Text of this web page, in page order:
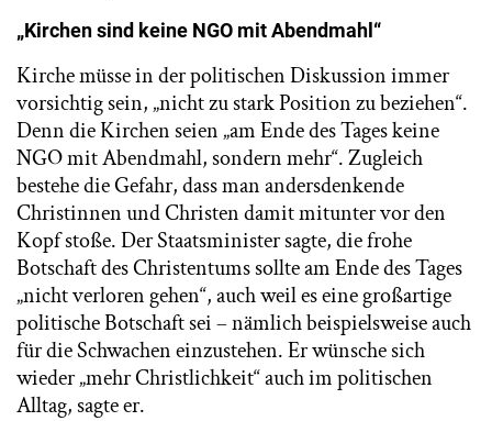
„Kirchen sind keine NGO mit Abendmahl“
Kirche müsse in der politischen Diskussion immer
vorsichtig sein, „nicht zu stark Position zu beziehen“.
Denn die Kirchen seien „am Ende des Tages keine
NGO mit Abendmahl, sondern mehr“. Zugleich
bestehe die Gefahr, dass man andersdenkende
Christinnen und Christen damit mitunter vor den
Kopf stoße. Der Staatsminister sagte, die frohe
Botschaft des Christentums sollte am Ende des Tages
„nicht verloren gehen“, auch weil es eine großartige
politische Botschaft sei – nämlich beispielsweise auch
für die Schwachen einzustehen. Er wünsche sich
wieder „mehr Christlichkeit“ auch im politischen
Alltag, sagte er.